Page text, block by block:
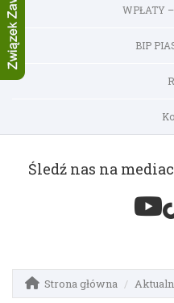
BIP
Śledź nas na
Strona główna